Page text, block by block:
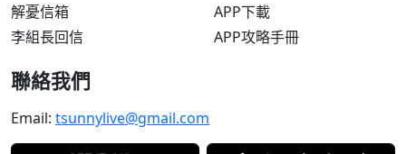
解憂信箱
李組長回信
APP下載
APP攻略手冊
聯絡我們
Email: tsunnylive@gmail.com